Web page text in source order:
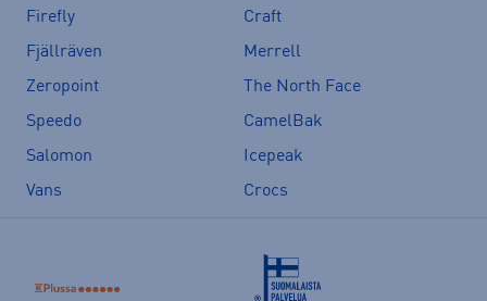
Firefly
Craft
Fjällräven
Merrell
Zeropoint
The North Face
Speedo
CamelBak
Salomon
Icepeak
Vans
Crocs